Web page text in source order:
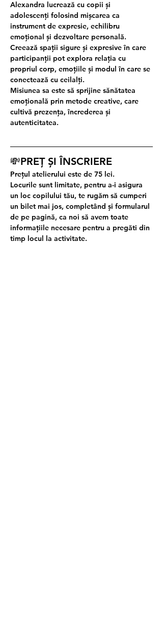
Alexandra lucrează cu copii și
adolescenți folosind mișcarea ca
instrument de expresie, echilibru
emoțional și dezvoltare personală.
Creează spații sigure și expresive în care
participanții pot explora relația cu
propriul corp, emoțiile și modul în care se
conectează cu ceilalți.
Misiunea sa este să sprijine sănătatea
emoțională prin metode creative, care
cultivă prezența, încrederea și
autenticitatea.
💸PREȚ ȘI ÎNSCRIERE
Prețul atelierului este de 75 lei.
Locurile sunt limitate, pentru a-i asigura
un loc copilului tău, te rugăm să cumperi
un bilet mai jos, completând și formularul
de pe pagină, ca noi să avem toate
informațiile necesare pentru a pregăti din
timp locul la activitate.